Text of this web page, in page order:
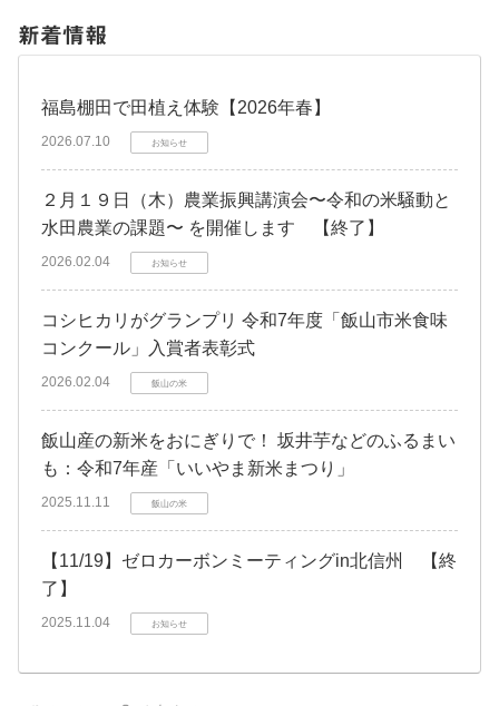
新着情報
福島棚田で田植え体験【2026年春】
2026.07.10 お知らせ
２月１９日（木）農業振興講演会〜令和の米騒動と
水田農業の課題〜 を開催します 【終了】
2026.02.04 お知らせ
コシヒカリがグランプリ 令和7年度「飯山市米食味
コンクール」入賞者表彰式
2026.02.04 飯山の米
飯山産の新米をおにぎりで！ 坂井芋などのふるまい
も：令和7年産「いいやま新米まつり」
2025.11.11 飯山の米
【11/19】ゼロカーボンミーティングin北信州 【終
了】
2025.11.04 お知らせ